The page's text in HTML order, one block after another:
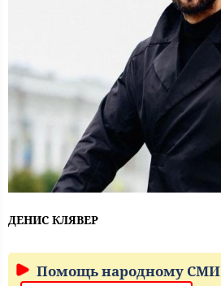
ДЕНИС КЛЯВЕР
Помощь народному СМИ